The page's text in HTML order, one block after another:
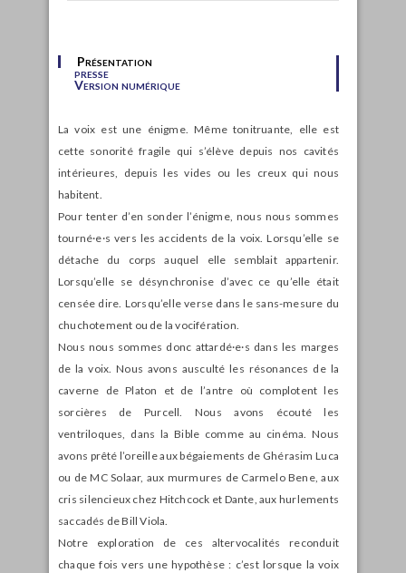
Présentation
presse
Version numérique
La voix est une énigme. Même tonitruante, elle est
cette sonorité fragile qui s’élève depuis nos cavités
intérieures, depuis les vides ou les creux qui nous
habitent.
Pour tenter d’en sonder l’énigme, nous nous sommes
tourné·e·s vers les accidents de la voix. Lorsqu’elle se
détache du corps auquel elle semblait appartenir.
Lorsqu’elle se désynchronise d’avec ce qu’elle était
censée dire. Lorsqu’elle verse dans le sans-mesure du
chuchotement ou de la vocifération.
Nous nous sommes donc attardé·e·s dans les marges
de la voix. Nous avons ausculté les résonances de la
caverne de Platon et de l’antre où complotent les
sorcières de Purcell. Nous avons écouté les
ventriloques, dans la Bible comme au cinéma. Nous
avons prêté l’oreille aux bégaiements de Ghérasim Luca
ou de MC Solaar, aux murmures de Carmelo Bene, aux
cris silencieux chez Hitchcock et Dante, aux hurlements
saccadés de Bill Viola.
Notre exploration de ces altervocalités reconduit
chaque fois vers une hypothèse : c’est lorsque la voix